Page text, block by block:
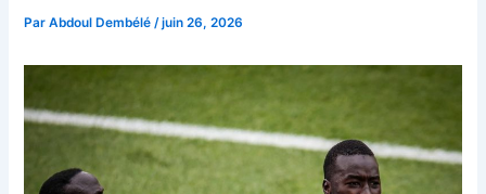
ParAbdoul Dembélé/juin 26, 2026